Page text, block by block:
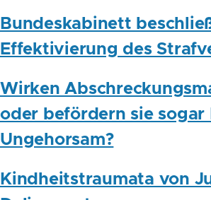
Bundeskabinett
Effektivierung des
Wirken
oder befördern sie sogar
Ungehorsam?
Kindheitstraumata von